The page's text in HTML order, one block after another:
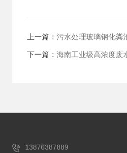
上一篇： 污水处理玻璃钢化粪
下一篇： 海南工业级高浓度废
13876387889